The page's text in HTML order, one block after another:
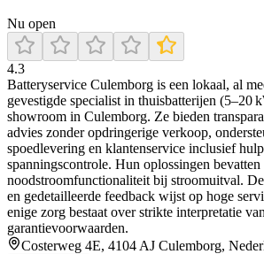
Nu open
4.3
Batteryservice Culemborg is een lokaal, al
gevestigde specialist in thuisbatterijen (5–20
showroom in Culemborg. Ze bieden
advies zonder opdringerige verkoop,
spoedlevering en klantenservice inclusief
spanningscontrole. Hun oplossingen
noodstroomfunctionaliteit bij stroomuitval.
en gedetailleerde feedback wijst op hoge
enige zorg bestaat over strikte interpretatie van
garantievoorwaarden.
Costerweg 4E, 4104 AJ Culemborg,